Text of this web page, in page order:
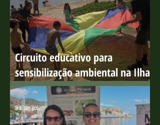
Circuito educativo para
sensibilização ambiental na Ilha
do Boi
há 5 dias